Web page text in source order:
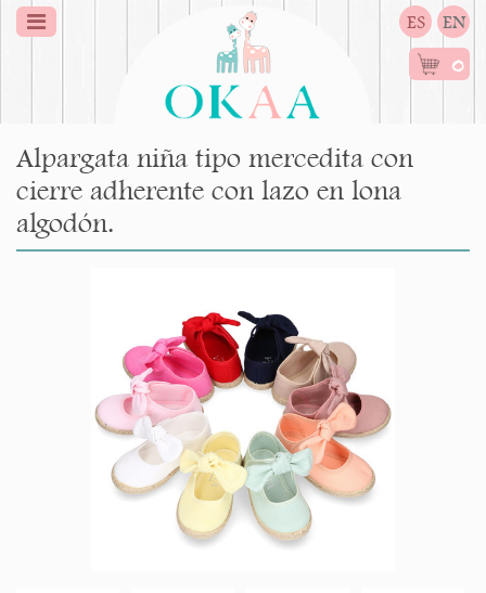
ES EN
0
Alpargata niña tipo mercedita con
cierre adherente con lazo en lona
algodón.